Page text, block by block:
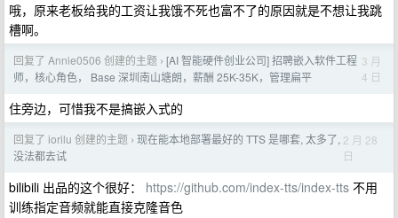
哦，原来老板给我的工资让我饿不死也富不了的原因就是不想让我跳
槽啊。
回复了 Annie0506 创建的主题 › [AI 智能硬件创业公司] 招聘嵌入软件工程
师，核心角色， Base 深圳南山塘朗，薪酬 25K-35K，管理扁平
3 月
4 日
住旁边，可惜我不是搞嵌入式的
回复了 iorilu 创建的主题 › 现在能本地部署最好的 TTS 是哪套, 太多了,
没法都去试
2 月 28
日
bilibili 出品的这个很好： https://github.com/index-tts/index-tts 不用
训练指定音频就能直接克隆音色